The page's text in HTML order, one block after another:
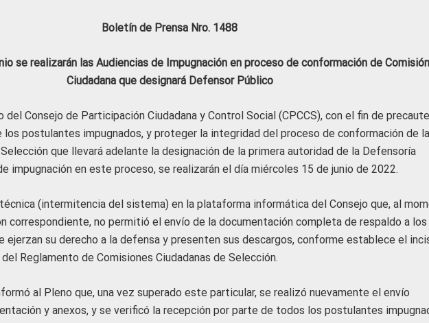
Boletín de Prensa Nro. 1488
se realizarán las Audiencias de Impugnación en proceso de conformación de Comisión
Ciudadana que designará Defensor Público
del Consejo de Participación Ciudadana y Control Social (CPCCS), con el fin de
los postulantes impugnados, y proteger la integridad del proceso de conformación de la
que llevará adelante la designación de la primera autoridad de la Defensoría
impugnación en este proceso, se realizarán el día miércoles 15 de junio de 2022.
(intermitencia del sistema) en la plataforma informática del Consejo que, al
correspondiente, no permitió el envío de la documentación completa de respaldo a los
ejerzan su derecho a la defensa y presenten sus descargos, conforme establece el
Reglamento de Comisiones Ciudadanas de Selección.
al Pleno que, una vez superado este particular, se realizó nuevamente el envío
y anexos, y se verificó la recepción por parte de todos los postulantes